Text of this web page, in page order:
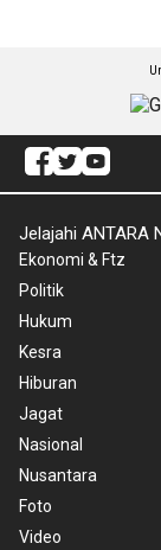
Jelajahi ANTARA
Ekonomi & Ftz
Politik
Hukum
Kesra
Hiburan
Jagat
Nasional
Nusantara
Foto
Video